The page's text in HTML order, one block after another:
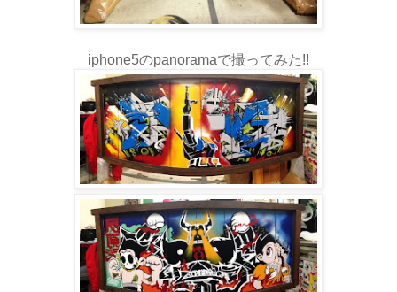
iphone5のpanoramaで撮ってみた!!